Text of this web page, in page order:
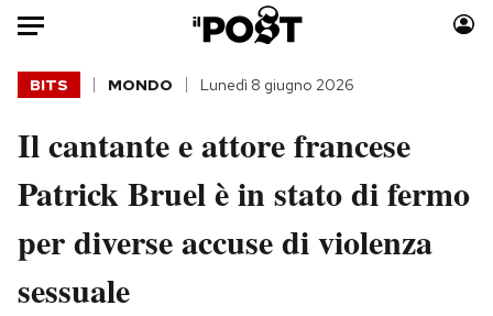
Auto
Italia
Politica
Tecnologia
Moda
Consumismi
BITS MONDO Lunedì 8 giugno 2026
Il cantante e attore francese
Patrick Bruel è in stato di fermo
per diverse accuse di violenza
sessuale